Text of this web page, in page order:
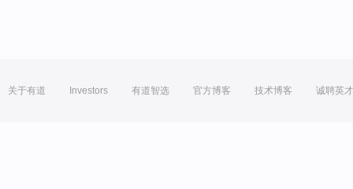
关于有道 Investors 有道智选 官方博客 技术博客 诚聘英才